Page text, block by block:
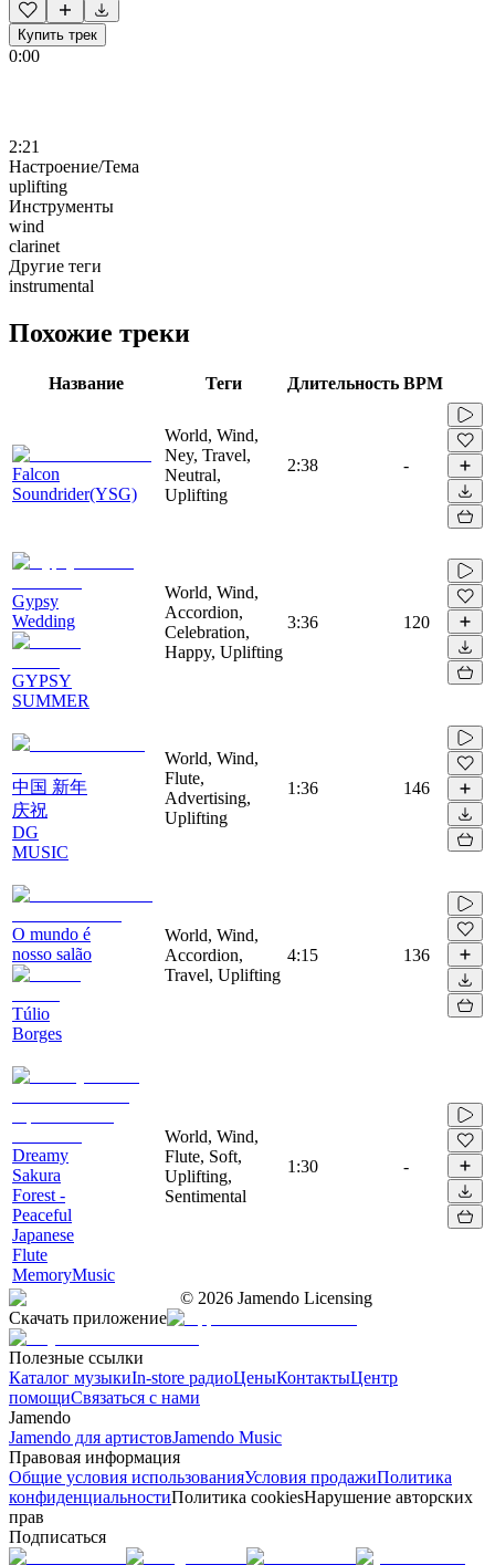
Купить трек
0:00
2:21
Настроение/Тема
uplifting
Инструменты
wind
clarinet
Другие теги
instrumental
Похожие треки
Название Теги Длительность BPM
Falcon
Soundrider(YSG)
World, Wind,
Ney, Travel,
Neutral,
Uplifting
2:38 -
Gypsy
Wedding
GYPSY
SUMMER
World, Wind,
Accordion,
Celebration,
Happy, Uplifting
3:36 120
中国 新年
庆祝
DG
MUSIC
World, Wind,
Flute,
Advertising,
Uplifting
1:36 146
O mundo é
nosso salão
Túlio
Borges
World, Wind,
Accordion,
Travel, Uplifting
4:15 136
Dreamy
Sakura
Forest -
Peaceful
Japanese
Flute
MemoryMusic
World, Wind,
Flute, Soft,
Uplifting,
Sentimental
1:30 -
© 2026 Jamendo Licensing
Скачать приложение
Полезные ссылки
Каталог музыкиIn-store радиоЦеныКонтактыЦентр
помощиСвязаться с нами
Jamendo
Jamendo для артистовJamendo Music
Правовая информация
Общие условия использованияУсловия продажиПолитика
конфиденциальностиПолитика cookiesНарушение авторских
прав
Подписаться